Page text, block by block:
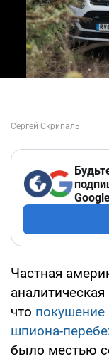
Частная
что покушение
шпиона-
было местью